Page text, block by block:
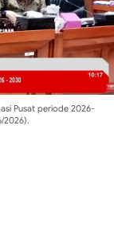
Pusat periode 2026-
2026).